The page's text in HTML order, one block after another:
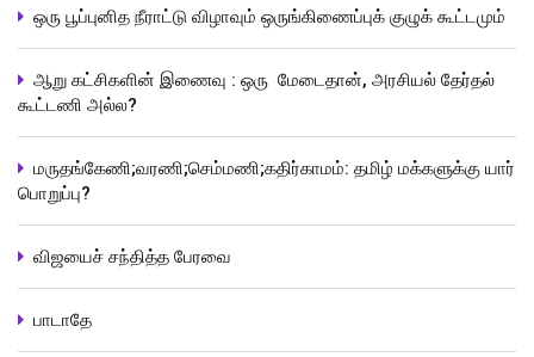
ஒரு பூப்புனித நீராட்டு விழாவும் ஒருங்கிணைப்புக் குழுக் கூட்டமும்
ஆறு கட்சிகளின் இணைவு : ஒரு மேடைதான், அரசியல் தேர்தல்
கூட்டணி அல்ல?
மருதங்கேணி;வரணி;செம்மணி;கதிர்காமம்: தமிழ் மக்களுக்கு யார்
பொறுப்பு?
விஜயைச் சந்தித்த பேரவை
பாடாதே